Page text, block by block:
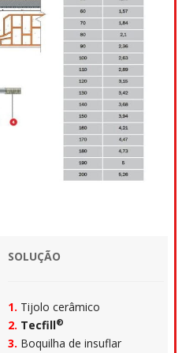
SOLUÇÃO
1. Tijolo cerâmico
2. Tecfill®
3. Boquilha de insuflar